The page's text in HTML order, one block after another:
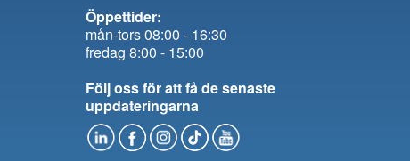
Öppettider:
mån-tors 08:00 - 16:30
fredag 8:00 - 15:00
Följ oss för att få de senaste
uppdateringarna